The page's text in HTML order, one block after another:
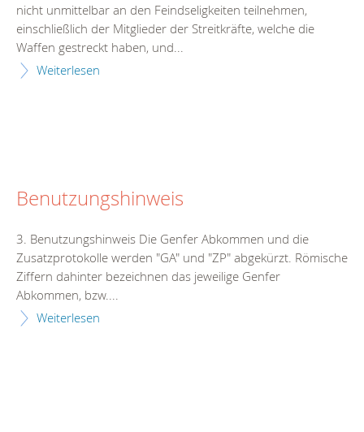
nicht unmittelbar an den Feindseligkeiten teilnehmen,
einschließlich der Mitglieder der Streitkräfte, welche die
Waffen gestreckt haben, und...
Weiterlesen
Benutzungshinweis
3. Benutzungshinweis Die Genfer Abkommen und die
Zusatzprotokolle werden "GA" und "ZP" abgekürzt. Römische
Ziffern dahinter bezeichnen das jeweilige Genfer
Abkommen, bzw....
Weiterlesen